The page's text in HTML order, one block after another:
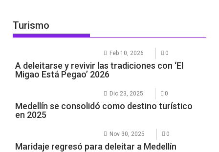
Turismo
Feb 10, 2026 0
A deleitarse y revivir las tradiciones con ‘El
Migao Está Pegao’ 2026
Dic 23, 2025 0
Medellín se consolidó como destino turístico
en 2025
Nov 30, 2025 0
Maridaje regresó para deleitar a Medellín